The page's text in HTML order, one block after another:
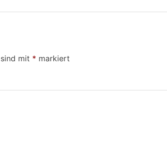
mit * markiert